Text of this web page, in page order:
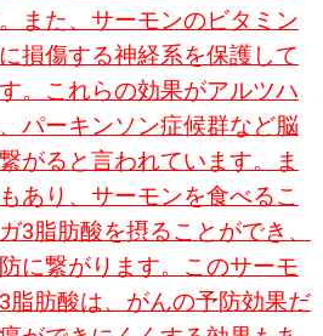
また、サーモンのビタミン
損傷する神経系を保護して
。これらの効果がアルツハ
パーキンソン症候群など脳
がると言われています。ま
あり、サーモンを食べるこ
3脂肪酸を摂ることができ、
に繋がります。このサーモ
脂肪酸は、がんの予防効果だ